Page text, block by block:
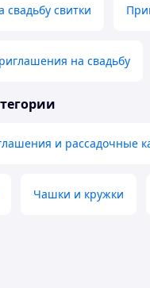
свитки
на свадьбу
и рассадочные
Чашки и кружки